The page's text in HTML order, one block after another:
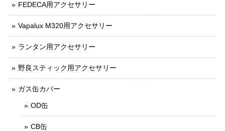
FEDECA用アクセサリー
Vapalux M320用アクセサリー
ランタン用アクセサリー
野良スティック用アクセサリー
ガス缶カバー
OD缶
CB缶